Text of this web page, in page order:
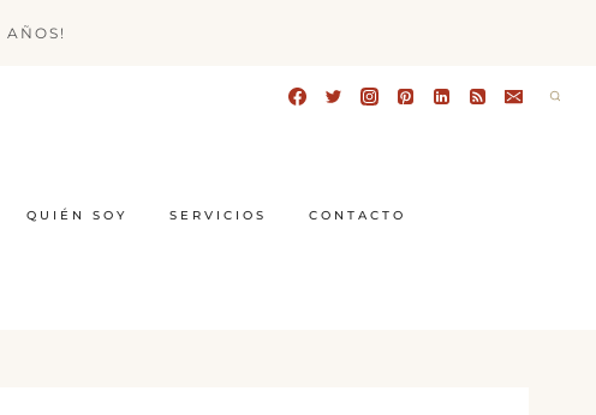
AÑOS!
QUIÉN SOY SERVICIOS CONTACTO